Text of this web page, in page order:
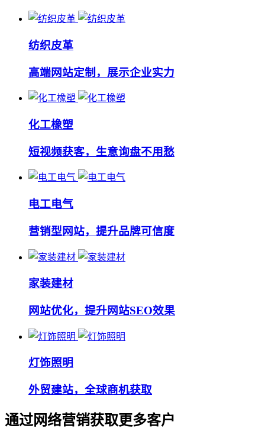
纺织皮革
高端网站定制，展示企业实力
化工橡塑
短视频获客，生意询盘不用愁
电工电气
营销型网站，提升品牌可信度
家装建材
网站优化，提升网站SEO效果
灯饰照明
外贸建站，全球商机获取
通过网络营销获取更多客户